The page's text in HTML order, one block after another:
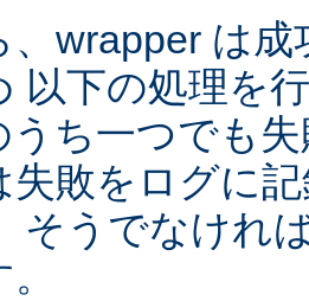
、wrapper は
以下の処理を
うち一つでも
失敗をログに
そうでなけれ